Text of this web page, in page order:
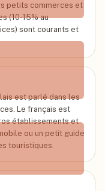
petits commerces et
(10-15% au
sont courants et
est parlé dans les
Le français est
établissements et
ou un petit guide
touristiques.